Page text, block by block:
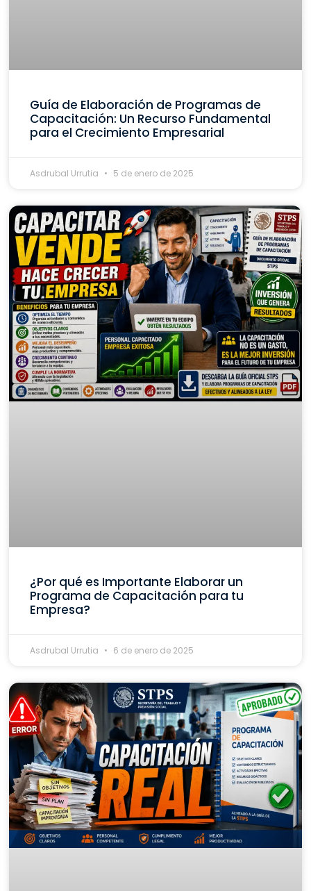
Guía de Elaboración de Programas de
Capacitación: Un Recurso Fundamental
para el Crecimiento Empresarial
Asdrubal Urrutia 5 de enero de 2025
¿Por qué es Importante Elaborar un
Programa de Capacitación para tu
Empresa?
Asdrubal Urrutia 6 de enero de 2025